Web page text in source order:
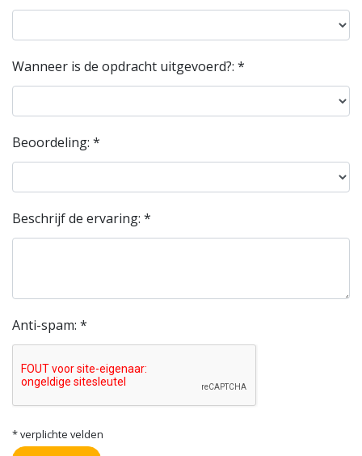
Wanneer is de opdracht uitgevoerd?: *
Beoordeling: *
Beschrijf de ervaring: *
Anti-spam: *
* verplichte velden